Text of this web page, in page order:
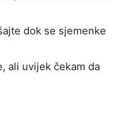
dok se sjemenke
ali uvijek čekam da